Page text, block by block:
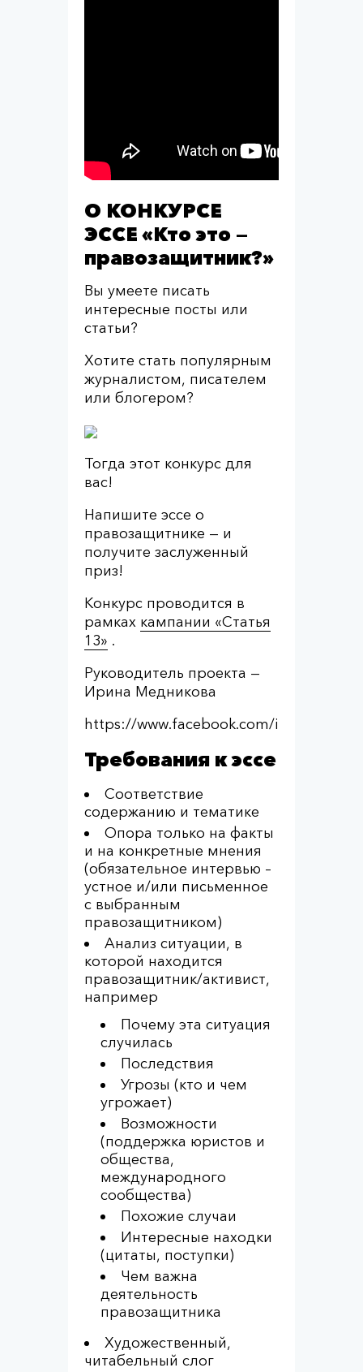
О КОНКУРСЕ
ЭССЕ «Кто это —
правозащитник?»
Вы умеете писать
интересные посты или
статьи?
Хотите стать популярным
журналистом, писателем
или блогером?
Тогда этот конкурс для
вас!
Напишите эссе о
правозащитнике — и
получите заслуженный
приз!
Конкурс проводится в
рамках кампании «Статья
13» .
Руководитель проекта —
Ирина Медникова
https://www.facebook.com/
Требования к эссе
Соответствие
содержанию и тематике
Опора только на факты
и на конкретные мнения
(обязательное интервью –
устное и/или письменное
с выбранным
правозащитником)
Анализ ситуации, в
которой находится
правозащитник/активист,
например
Почему эта ситуация
случилась
Последствия
Угрозы (кто и чем
угрожает)
Возможности
(поддержка юристов и
общества,
международного
сообщества)
Похожие случаи
Интересные находки
(цитаты, поступки)
Чем важна
деятельность
правозащитника
Художественный,
читабельный слог